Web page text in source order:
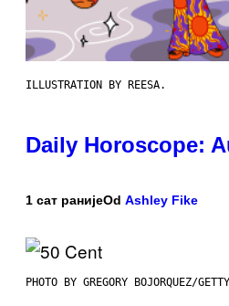
ILLUSTRATION BY REESA.
Daily Horoscope:
1 сат ранијеOd Ashley Fike
PHOTO BY GREGORY BOJORQUEZ/